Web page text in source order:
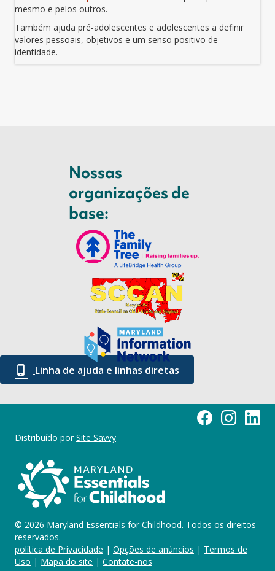
mesmo e pelos outros.
Também ajuda pré-adolescentes e adolescentes a definir
valores pessoais, objetivos e um senso positivo de
identidade.
Nossas
organizações de
base:
Linha de ajuda e linhas diretas
© 2026 Maryland Essentials for Childhood. Todos os direitos
reservados.
política de Privacidade | Opções de anúncios | Termos de
Uso | Mapa do site | Contate-nos
Página doMaryland
Distribuído porSite Savvy